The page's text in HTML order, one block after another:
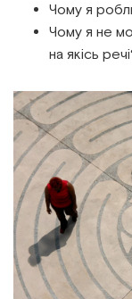
Чому я
Чому я не
на якісь
Сертифікація
Інститут
Інститут
FAQ
Прикладна
Кінезіотейпінг
Психологія,
Масаж
Реабілітація